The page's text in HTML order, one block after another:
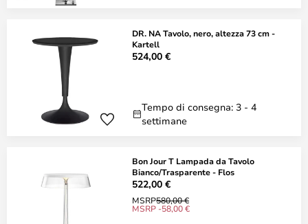
DR. NA Tavolo, nero, altezza 73 cm -
Kartell
524,00 €
Tempo di consegna: 3 - 4
settimane
Bon Jour T Lampada da Tavolo
Bianco/Trasparente - Flos
522,00 €
MSRP580,00 €
MSRP -58,00 €